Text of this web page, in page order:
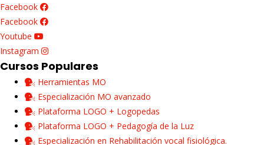
Facebook
Facebook
Youtube
Instagram
Cursos Populares
Herramientas MO
Especialización MO avanzado
Plataforma LOGO + Logopedas
Plataforma LOGO + Pedagogía de la Luz
Especialización en Rehabilitación vocal fisiológica.